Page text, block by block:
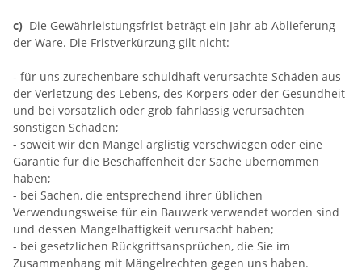
c) Die Gewährleistungsfrist beträgt ein Jahr ab Ablieferung
der Ware. Die Fristverkürzung gilt nicht:
- für uns zurechenbare schuldhaft verursachte Schäden aus
der Verletzung des Lebens, des Körpers oder der Gesundheit
und bei vorsätzlich oder grob fahrlässig verursachten
sonstigen Schäden;
- soweit wir den Mangel arglistig verschwiegen oder eine
Garantie für die Beschaffenheit der Sache übernommen
haben;
- bei Sachen, die entsprechend ihrer üblichen
Verwendungsweise für ein Bauwerk verwendet worden sind
und dessen Mangelhaftigkeit verursacht haben;
- bei gesetzlichen Rückgriffsansprüchen, die Sie im
Zusammenhang mit Mängelrechten gegen uns haben.